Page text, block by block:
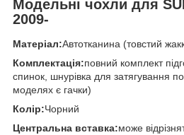
Модельні чохли для
2009-
Матеріал:Автотканина (товстий
Комплектація:повний комплект
спинок, шнурівка для затягування
моделях є гачки)
Колір:Чорний
Центральна вставка:може